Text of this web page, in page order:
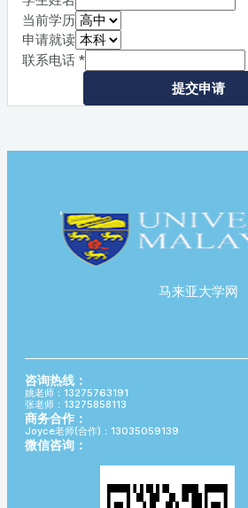
当前学历
申请就读
联系电话 *
提交申请
马来亚大学网
咨询热线：
姚老师：13275763191
张老师：13275858113
商务合作：
Joyce老师(合作)：13035059139
微信咨询：